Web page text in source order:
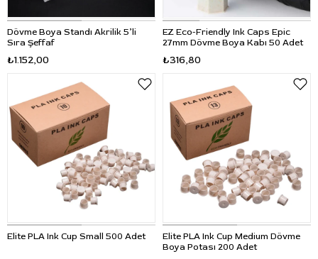
Dövme Boya Standı Akrilik 5’li
Sıra Şeffaf
₺1.152,00
EZ Eco-Friendly Ink Caps Epic
27mm Dövme Boya Kabı 50 Adet
₺316,80
Elite PLA Ink Cup Small 500 Adet
Elite PLA Ink Cup Medium Dövme
Boya Potası 200 Adet